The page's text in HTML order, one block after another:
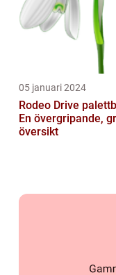
05 januari 2024
Rodeo Drive
En övergripande,
översikt